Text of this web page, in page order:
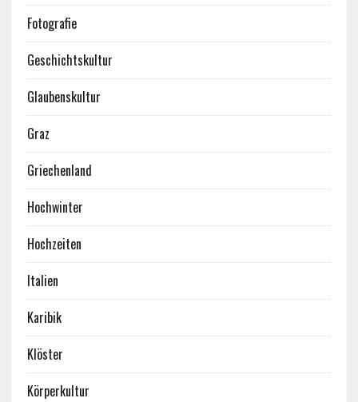
Fotografie
Geschichtskultur
Glaubenskultur
Graz
Griechenland
Hochwinter
Hochzeiten
Italien
Karibik
Klöster
Körperkultur